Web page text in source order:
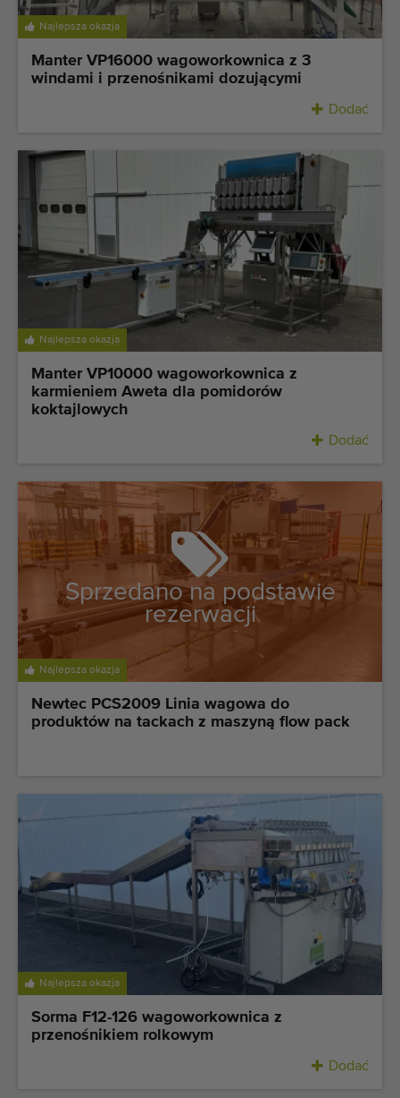
Najlepsza okazja
Manter VP16000 wagoworkownica z 3
windami i przenośnikami dozującymi
Dodać
Najlepsza okazja
Manter VP10000 wagoworkownica z
karmieniem Aweta dla pomidorów
koktajlowych
Dodać
Najlepsza okazja
Sprzedano na podstawie
rezerwacji
Newtec PCS2009 Linia wagowa do
produktów na tackach z maszyną flow pack
Najlepsza okazja
Sorma F12-126 wagoworkownica z
przenośnikiem rolkowym
Dodać